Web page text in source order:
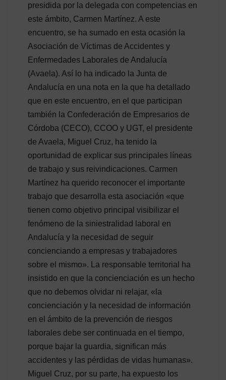
presidida por la delegada con competencias en
este ámbito, Carmen Martínez. A este
encuentro, se ha sumado en esta ocasión la
Asociación de Víctimas de Accidentes y
Enfermedades Laborales de Andalucía
(Avaela). Así lo ha indicado la Junta de
Andalucía en una nota en la que ha detallado
que en este encuentro, en el que participan
también la Confederación de Empresarios de
Córdoba (CECO), CCOO y UGT, el presidente
de Avaela, Miguel Cruz, ha tenido la
oportunidad de explicar sus principales líneas
de trabajo y sus reivindicaciones. Carmen
Martínez ha querido reconocer el importante
trabajo que desarrolla esta asociación «que
tienen como objetivo principal visibilizar el
fenómeno de la siniestralidad laboral en
Andalucía y la necesidad de seguir
concienciando a empresas y trabajadores
sobre el mismo». La responsable territorial ha
insistido en que la concienciación es un hecho
que no debemos olvidar ni relajar, «la
concienciación y la necesidad de información
en el ámbito de la prevención de riesgos
laborales debe ser continuada en el tiempo,
porque bajar la guardia, significan más
accidentes y las pérdidas de vidas humanas».
Miguel Cruz, por su parte, ha expuesto los